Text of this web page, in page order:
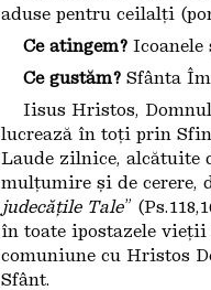
aduse pentru ceilalți
Ce atingem?Icoanele
Ce gustăm?Sfânta
Iisus Hristos,
lucrează în toți prin
Laude zilnice, alcătuite
mulțumire și de cerere,
judecățile Tale”
în toate ipostazele
comuniune cu Hristos
Sfânt.